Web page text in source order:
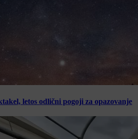
letos odlični pogoji za opazovanje